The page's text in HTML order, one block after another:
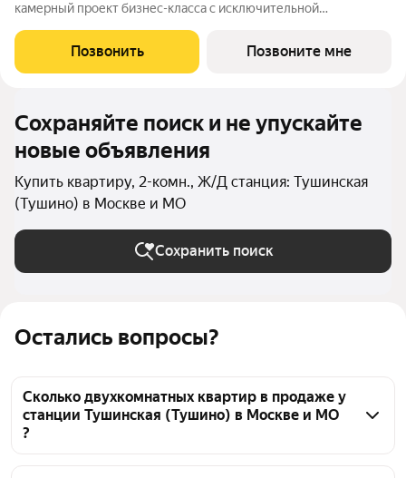
Остались вопросы?
Сколько двухкомнатных квартир в продаже у
станции Тушинская (Тушино) в Москве и МО
?
камерный проект бизнес-класса с исключительной
благоустроенной набережной канала имени Москвы. Проект
создает идеальный баланс жизни в
Позвонить Позвоните мне
Сохраняйте поиск и не упускайте
новые объявления
Купить квартиру, 2-комн., Ж/Д станция: Тушинская
(Тушино) в Москве и МО
Сохранить поиск